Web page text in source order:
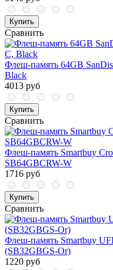
Купить
Сравнить
Флеш-память 64GB
Black
4013 руб
Купить
Сравнить
Флеш-память Smartbuy
SB64GBCRW-W
1716 руб
Купить
Сравнить
Флеш-память Smartbuy
(SB32GBGS-Or)
1220 руб